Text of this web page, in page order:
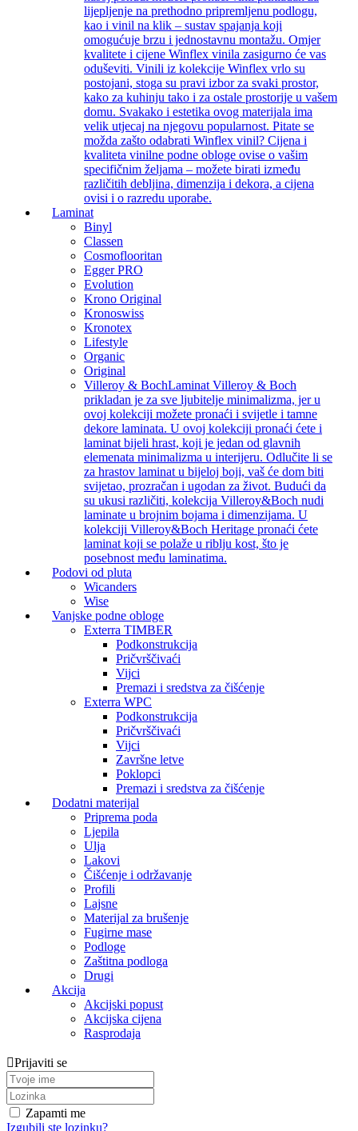
lijepljenje na prethodno pripremljenu podlogu,
kao i vinil na klik – sustav spajanja koji
omogućuje brzu i jednostavnu montažu. Omjer
kvalitete i cijene Winflex vinila zasigurno će vas
oduševiti. Vinili iz kolekcije Winflex vrlo su
postojani, stoga su pravi izbor za svaki prostor,
kako za kuhinju tako i za ostale prostorije u vašem
domu. Svakako i estetika ovog materijala ima
velik utjecaj na njegovu popularnost. Pitate se
možda zašto odabrati Winflex vinil? Cijena i
kvaliteta vinilne podne obloge ovise o vašim
specifičnim željama – možete birati između
različitih debljina, dimenzija i dekora, a cijena
ovisi i o razredu uporabe.
Laminat
Binyl
Classen
Cosmoflooritan
Egger PRO
Evolution
Krono Original
Kronoswiss
Kronotex
Lifestyle
Organic
Original
Villeroy & BochLaminat Villeroy & Boch
prikladan je za sve ljubitelje minimalizma, jer u
ovoj kolekciji možete pronaći i svijetle i tamne
dekore laminata. U ovoj kolekciji pronaći ćete i
laminat bijeli hrast, koji je jedan od glavnih
elemenata minimalizma u interijeru. Odlučite li se
za hrastov laminat u bijeloj boji, vaš će dom biti
svijetao, prozračan i ugodan za život. Budući da
su ukusi različiti, kolekcija Villeroy&Boch nudi
laminate u brojnim bojama i dimenzijama. U
kolekciji Villeroy&Boch Heritage pronaći ćete
laminat koji se polaže u riblju kost, što je
posebnost među laminatima.
Podovi od pluta
Wicanders
Wise
Vanjske podne obloge
Exterra TIMBER
Podkonstrukcija
Pričvrščivaći
Vijci
Premazi i sredstva za čišćenje
Exterra WPC
Podkonstrukcija
Pričvrščivaći
Vijci
Završne letve
Poklopci
Premazi i sredstva za čišćenje
Dodatni materijal
Priprema poda
Ljepila
Ulja
Lakovi
Čišćenje i održavanje
Profili
Lajsne
Materijal za brušenje
Fugirne mase
Podloge
Zaštitna podloga
Drugi
Akcija
Akcijski popust
Akcijska cijena
Rasprodaja
Prijaviti se
Zapamti me
Izgubili ste lozinku?